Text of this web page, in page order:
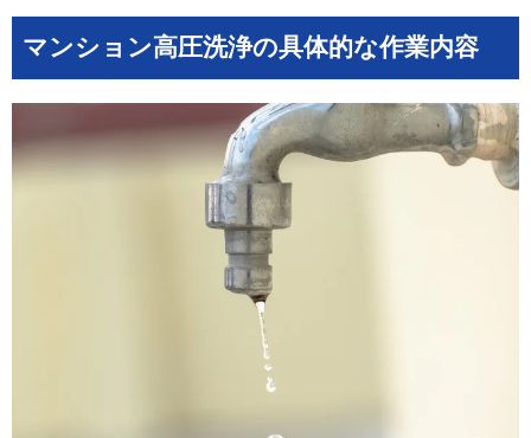
マンション高圧洗浄の具体的な作業内容